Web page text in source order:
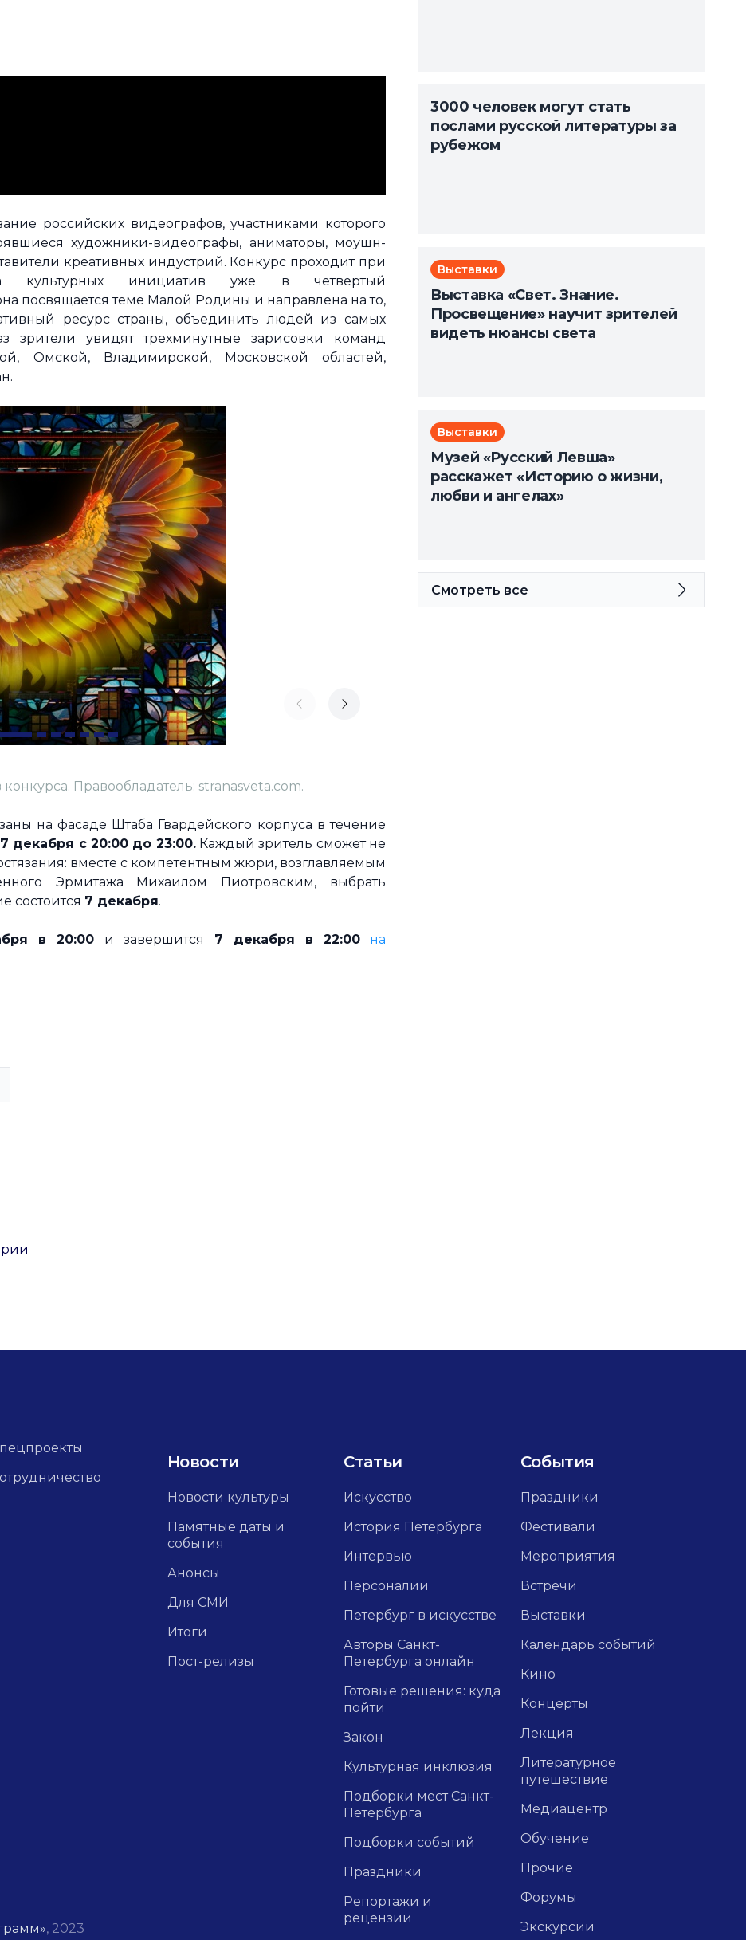
российских видеографов, участниками которого
художники-видеографы, аниматоры, моушн-
креативных индустрий. Конкурс проходит при
культурных инициатив уже в четвертый
посвящается теме Малой Родины и направлена на то,
ресурс страны, объединить людей из самых
зрители увидят трехминутные зарисовки команд
Омской, Владимирской, Московской областей,
Правообладатель: stranasveta.com.
на фасаде Штаба Гвардейского корпуса в течение
декабря с 20:00 до 23:00.Каждый зритель сможет не
вместе с компетентным жюри, возглавляемым
Эрмитажа Михаилом Пиотровским, выбрать
состоится 7 декабря.
в 20:00 и завершится 7 декабря в 22:00
на
3000 человек могут стать
послами русской литературы за
рубежом
Выставки
Выставка «Свет. Знание.
Просвещение» научит зрителей
видеть нюансы света
Выставки
Музей «Русский Левша»
расскажет «Историю о жизни,
любви и ангелах»
Смотреть все
Новости
Новости культуры
Памятные даты и
события
Анонсы
Для СМИ
Итоги
Пост-релизы
Статьи
Искусство
История Петербурга
Интервью
Персоналии
Петербург в искусстве
Авторы Санкт-
Петербурга онлайн
Готовые решения: куда
пойти
Закон
Культурная инклюзия
Подборки мест Санкт-
Петербурга
Подборки событий
Праздники
Репортажи и
рецензии
События
Праздники
Фестивали
Мероприятия
Встречи
Выставки
Календарь событий
Кино
Концерты
Лекция
Литературное
путешествие
Медиацентр
Обучение
Прочие
Форумы
Экскурсии
, 2023